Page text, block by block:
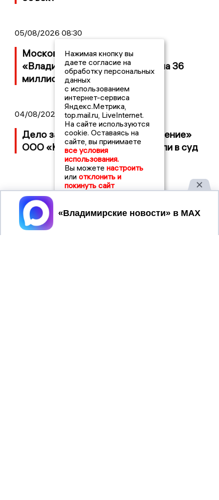
05/08/2026 08:30
Московский ЧОП подал иск к
«Владимирскому стандарту» на 36
миллионов рублей
04/08/2026 15:40
Дело застройщика ЖК «Поколение»
ООО «Капитал Строй» передали в суд
ВЛАДИМИРСКИЕ
НОВОСТИ
2017 © NEWSVLADIMIR.RU | СИ
«Информационное агентство
Нажимая кнопку вы
даете согласие на
обработку персональных
данных
с использованием
интернет-сервиса
Яндекс.Метрика,
top.mail.ru, LiveInternet.
На сайте используются
cookie. Оставаясь на
сайте, вы принимаете
все условия
использования.
Вы можете настроить
или отклонить и
покинуть сайт
Принять